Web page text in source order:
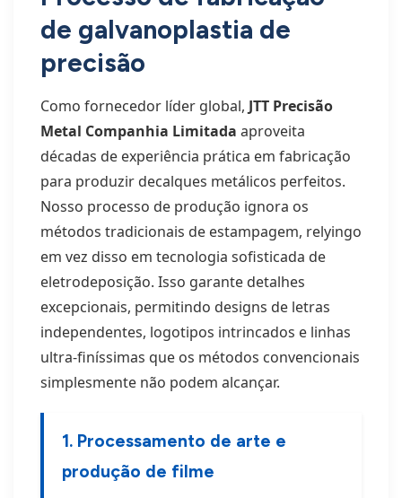
de galvanoplastia de
precisão
Como fornecedor líder global, JTT Precisão
Metal Companhia Limitada aproveita
décadas de experiência prática em fabricação
para produzir decalques metálicos perfeitos.
Nosso processo de produção ignora os
métodos tradicionais de estampagem, relyingo
em vez disso em tecnologia sofisticada de
eletrodeposição. Isso garante detalhes
excepcionais, permitindo designs de letras
independentes, logotipos intrincados e linhas
ultra-finíssimas que os métodos convencionais
simplesmente não podem alcançar.
1. Processamento de arte e
produção de filme